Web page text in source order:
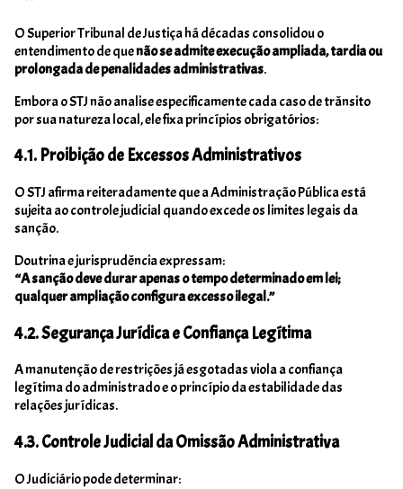
O Superior Tribunal de Justiça há décadas consolidou o
entendimento de quenão se admite execução ampliada, tardia ou
prolongada de penalidades administrativas.
Embora o STJ não analise especificamente cada caso de trânsito
por sua natureza local, ele fixa princípios obrigatórios:
4.1. Proibição de Excessos Administrativos
O STJ afirma reiteradamente que a Administração Pública está
sujeita ao controle judicial quando excede os limites legais da
sanção.
Doutrina e jurisprudência expressam:
“A sanção deve durar apenas o tempo determinado em lei;
qualquer ampliação configura excesso ilegal.”
4.2. Segurança Jurídica e Confiança Legítima
A manutenção de restrições já esgotadas viola a confiança
legítima do administrado e o princípio da estabilidade das
relações jurídicas.
4.3. Controle Judicial da Omissão Administrativa
O Judiciário pode determinar: